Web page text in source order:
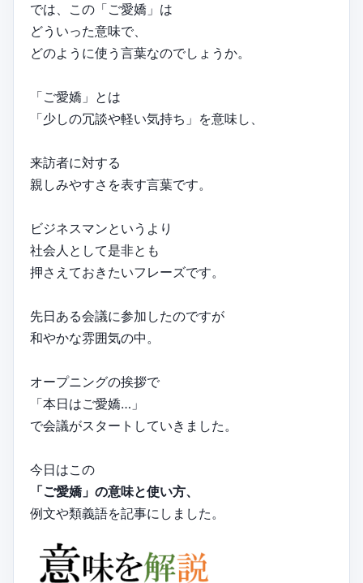
では、この「ご愛嬌」は
どういった意味で、
どのように使う言葉なのでしょうか。
「ご愛嬌」とは
「少しの冗談や軽い気持ち」を意味し、
来訪者に対する
親しみやすさを表す言葉です。
ビジネスマンというより
社会人として是非とも
押さえておきたいフレーズです。
先日ある会議に参加したのですが
和やかな雰囲気の中。
オープニングの挨拶で
「本日はご愛嬌…」
で会議がスタートしていきました。
今日はこの
「ご愛嬌」の意味と使い方、
例文や類義語を記事にしました。